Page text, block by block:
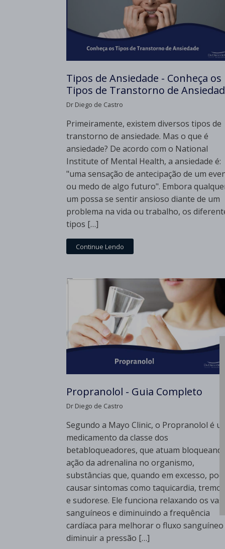
Tipos de Ansiedade - Conheça os
Tipos de Transtorno de
Dr Diego de Castro
Primeiramente, existem diversos tipos de
transtorno de ansiedade. Mas o que é
ansiedade? De acordo com o National
Institute of Mental Health, a ansiedade é:
"uma sensação de antecipação de um
ou medo de algo futuro". Embora
um possa se sentir ansioso diante de um
problema na vida ou trabalho, os
tipos […]
Continue Lendo
Propranolol - Guia Completo
Dr Diego de Castro
Segundo a Mayo Clinic, o Propranolol é um
medicamento da classe dos
betabloqueadores, que atuam bloqueando
ação da adrenalina no organismo,
substâncias que, quando em excesso,
causar sintomas como taquicardia,
e sudorese. Ele funciona relaxando os
sanguíneos e diminuindo a frequência
cardíaca para melhorar o fluxo sanguíneo
diminuir a pressão […]